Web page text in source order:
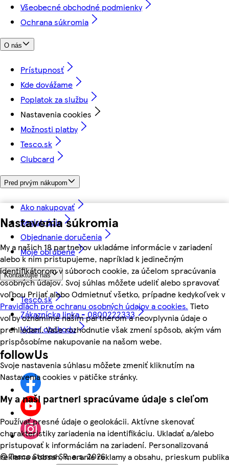
Nastavenia súkromia
My a našich 18 partnerov ukladáme informácie v zariadení
alebo k nim pristupujeme, napríklad k jedinečným
identifikátorom v súboroch cookie, za účelom spracúvania
osobných údajov. Svoj súhlas môžete udeliť alebo spravovať
voľbou Prijať alebo Odmietnuť všetko, prípadne kedykoľvek v
Pravidlách pre ochranu osobných údajov a cookies. Tieto
voľby oznámime našim partnerom a neovplyvnia údaje o
prehliadaní. Vaše rozhodnutie však zmení spôsob, akým vám
prispôsobíme nakupovanie na našom webe.
Svoje nastavenia súhlasu môžete zmeniť kliknutím na
Nastavenia cookies v pätičke stránky.
My a naši partneri spracúvame údaje s cieľom
Používať presné údaje o geolokácii. Aktívne skenovať
charakteristiky zariadenia na identifikáciu. Ukladať a/alebo
pristupovať k informáciám na zariadení. Personalizovaná
reklama a obsah, meranie reklamy a obsahu, prieskum publika
Všeobecné obchodné podmienky
Ochrana súkromia
O nás
Prístupnosť
Kde dovážame
Poplatok za službu
Nastavenia cookies
Možnosti platby
Tesco.sk
Clubcard
Pred prvým nákupom
Ako nakupovať
Registrácia
Objednanie doručenia
Moje obľúbené
Kontaktujte nás
Tesco.sk
Zákaznícka linka - 0800222333
Výber obchodu
followUs
©Tesco Stores SR, a.s. 2026